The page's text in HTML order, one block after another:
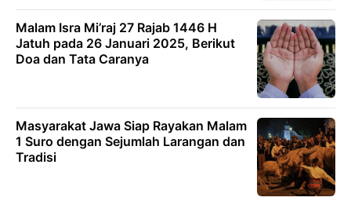
Malam Isra Mi’raj 27 Rajab 1446 H
Jatuh pada 26 Januari 2025, Berikut
Doa dan Tata Caranya
Masyarakat Jawa Siap Rayakan Malam
1 Suro dengan Sejumlah Larangan dan
Tradisi